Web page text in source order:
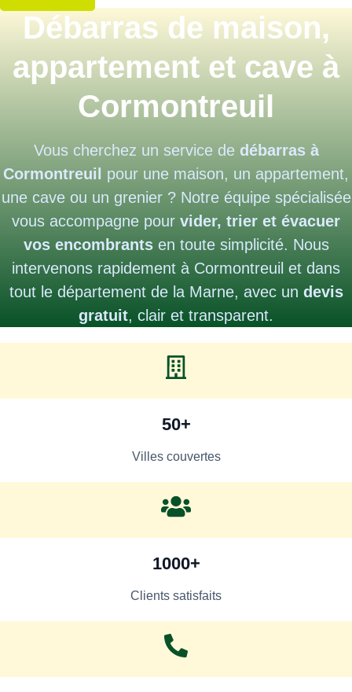
Débarras de maison,
appartement et cave à
Cormontreuil
Vous cherchez un service de débarras à
Cormontreuil
pour une maison, un appartement,
une cave ou un grenier ? Notre équipe spécialisée
vous accompagne pour vider, trier et évacuer
vos encombrantsen toute simplicité. Nous
intervenons rapidement à Cormontreuil et dans
tout le département de la Marne, avec un devis
gratuit, clair et transparent.
50+
Villes couvertes
1000+
Clients satisfaits